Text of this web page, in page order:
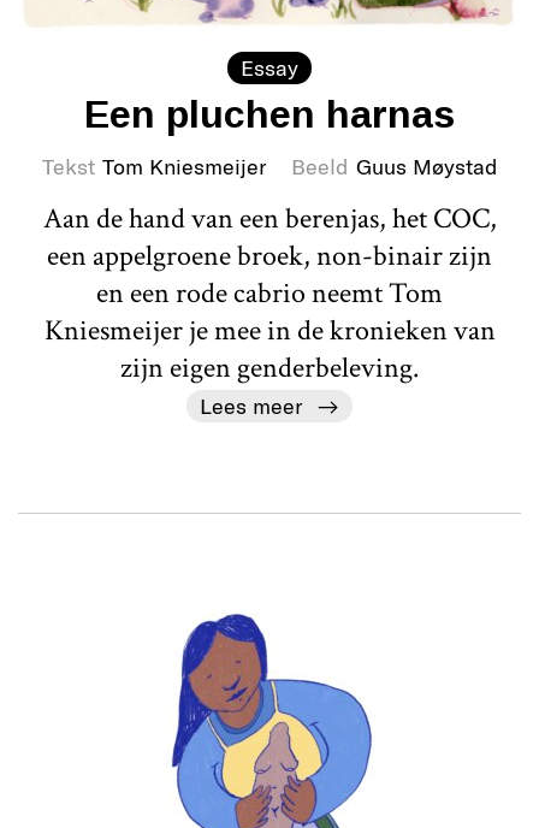
Essay
Een pluchen harnas
Tekst Tom Kniesmeijer Beeld Guus Møystad
Aan de hand van een berenjas, het COC,
een appelgroene broek, non-binair zijn
en een rode cabrio neemt Tom
Kniesmeijer je mee in de kronieken van
zijn eigen genderbeleving.
Lees meer